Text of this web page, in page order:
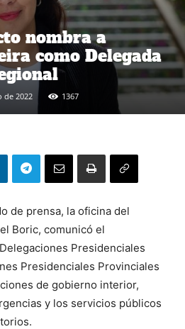
nombra a
como Delegada
de 2022 1367
de prensa, la oficina del
Boric, comunicó el
Presidenciales
Presidenciales Provinciales
de gobierno interior,
y los servicios públicos